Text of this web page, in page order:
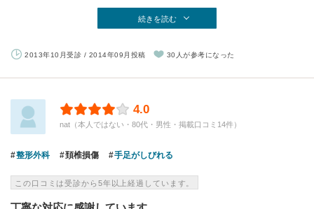
続きを読む
2013年10月受診 / 2014年09月投稿 30人が参考になった
4.0
nat（本人ではない・80代・男性・掲載口コミ14件）
整形外科 頚椎損傷 手足がしびれる
この口コミは受診から5年以上経過しています。